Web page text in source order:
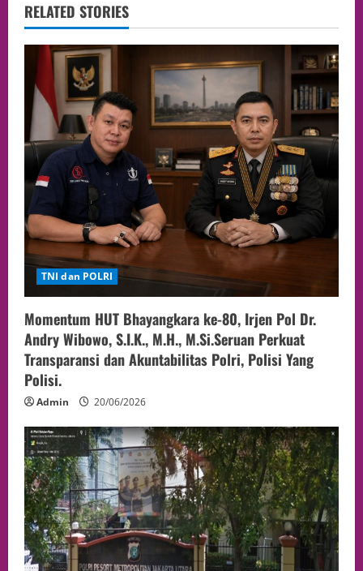
RELATED STORIES
TNI dan POLRI
Momentum HUT Bhayangkara ke-80, Irjen Pol Dr.
Andry Wibowo, S.I.K., M.H., M.Si.Seruan Perkuat
Transparansi dan Akuntabilitas Polri, Polisi Yang
Polisi.
Admin 20/06/2026